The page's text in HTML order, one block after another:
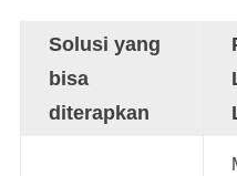
Solusi yang
bisa
diterapkan